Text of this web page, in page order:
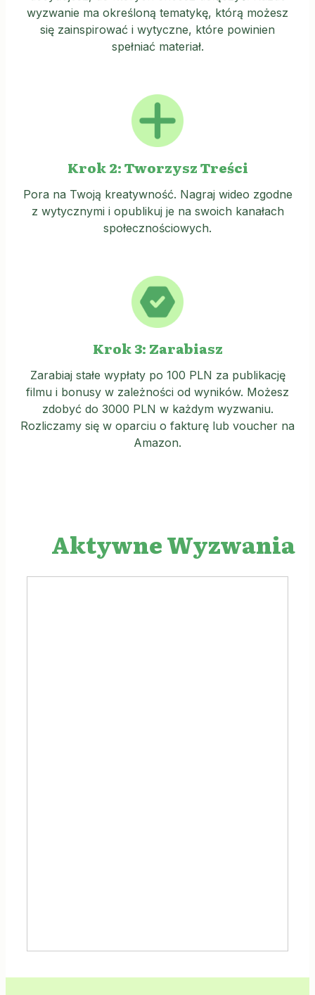
wyzwanie ma określoną tematykę, którą możesz
się zainspirować i wytyczne, które powinien
spełniać materiał.
Krok 2: Tworzysz Treści
Pora na Twoją kreatywność. Nagraj wideo zgodne
z wytycznymi i opublikuj je na swoich kanałach
społecznościowych.
Krok 3: Zarabiasz
Zarabiaj stałe wypłaty po 100 PLN za publikację
filmu i bonusy w zależności od wyników. Możesz
zdobyć do 3000 PLN w każdym wyzwaniu.
Rozliczamy się w oparciu o fakturę lub voucher na
Amazon.
Aktywne Wyzwania